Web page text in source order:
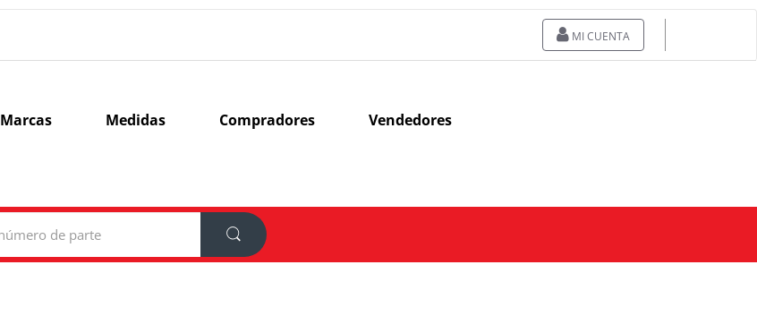
MI CUENTA
Marcas Medidas Compradores Vendedores